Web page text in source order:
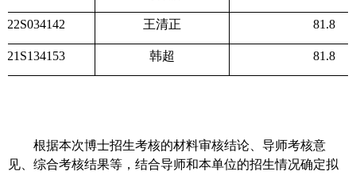
22S034142 王清正 81.8
21S134153 韩超 81.8
根据本次博士招生考核的材料审核结论、导师考核意
见、综合考核结果等，结合导师和本单位的招生情况确定拟